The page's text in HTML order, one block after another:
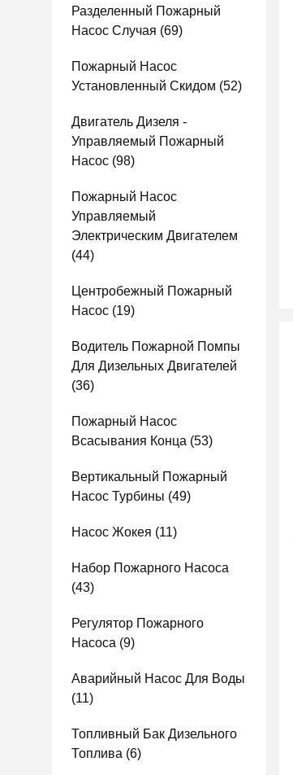
Разделенный Пожарный
Насос Случая (69)
Пожарный Насос
Установленный Скидом (52)
Двигатель Дизеля -
Управляемый Пожарный
Насос (98)
Пожарный Насос
Управляемый
Электрическим Двигателем
(44)
Центробежный Пожарный
Насос (19)
Водитель Пожарной Помпы
Для Дизельных Двигателей
(36)
Пожарный Насос
Всасывания Конца (53)
Вертикальный Пожарный
Насос Турбины (49)
Насос Жокея (11)
Набор Пожарного Насоса
(43)
Регулятор Пожарного
Насоса (9)
Аварийный Насос Для Воды
(11)
Топливный Бак Дизельного
Топлива (6)